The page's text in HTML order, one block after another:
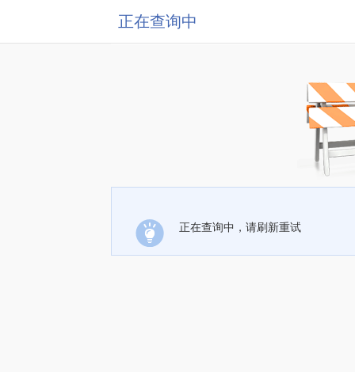
正在查询中
正在查询中，请刷新重试